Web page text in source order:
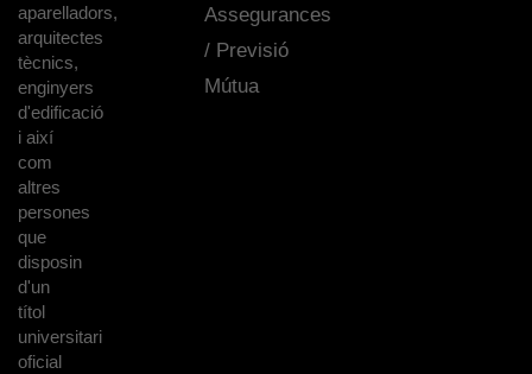
aparelladors,
arquitectes
tècnics,
enginyers
d'edificació
i així
com
altres
persones
que
disposin
d'un
títol
universitari
oficial
Assegurances
/ Previsió
Mútua